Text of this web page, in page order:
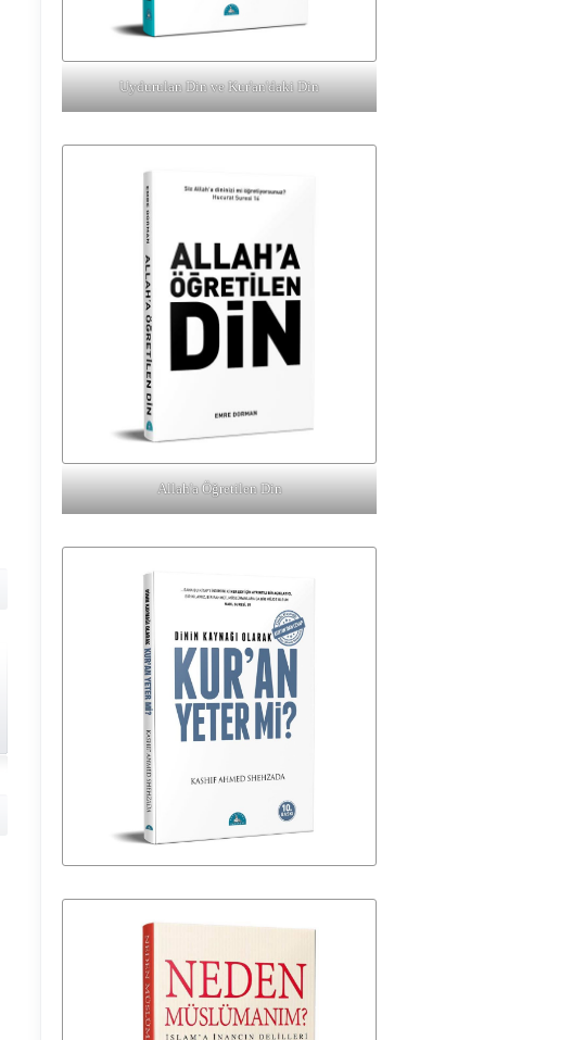
Uydurulan Din ve Kur'an'daki Din
Allah'a Öğretilen Din